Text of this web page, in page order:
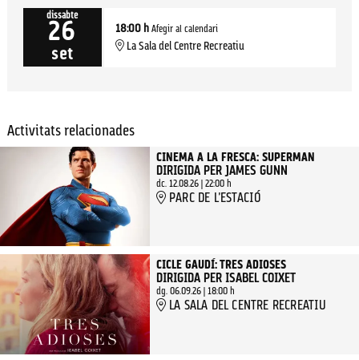
dissabte
26
set
18:00 h Afegir al calendari
La Sala del Centre Recreatiu
Activitats relacionades
CINEMA A LA FRESCA: SUPERMAN
DIRIGIDA PER JAMES GUNN
dc. 12.08.26| 22:00 h
PARC DE L'ESTACIÓ
CICLE GAUDÍ: TRES ADIOSES
DIRIGIDA PER ISABEL COIXET
dg. 06.09.26| 18:00 h
LA SALA DEL CENTRE RECREATIU